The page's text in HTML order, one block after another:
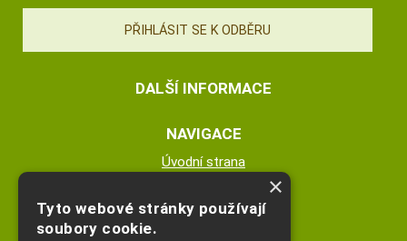
DALŠÍ INFORMACE
NAVIGACE
Úvodní strana
Nákupní košík
Obchodní podmínky
×
Tyto webové stránky používají
soubory cookie.